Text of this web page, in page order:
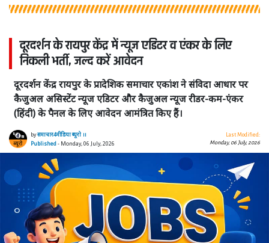
दूरदर्शन के रायपुर केंद्र में न्यूज एडिटर व एंकर के लिए
निकली भर्ती, जल्द करें आवेदन
दूरदर्शन केंद्र रायपुर के प्रादेशिक समाचार एकांश ने संविदा आधार पर
कैजुअल असिस्टेंट न्यूज एडिटर और कैजुअल न्यूज रीडर-कम-एंकर
(हिंदी) के पैनल के लिए आवेदन आमंत्रित किए हैं।
byसमाचार4मीडिया ब्यूरो ।।
Published- Monday, 06 July, 2026
Last Modified:
Monday, 06 July, 2026